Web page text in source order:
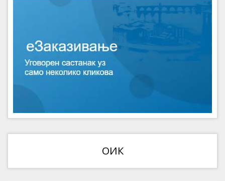
ОИК